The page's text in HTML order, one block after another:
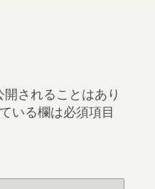
されることはあり
いる欄は必須項目